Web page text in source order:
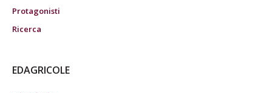
Protagonisti
Ricerca
EDAGRICOLE